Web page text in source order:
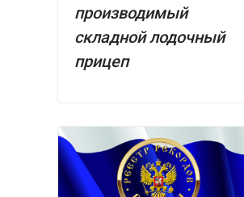
производимый
складной лодочный
прицеп